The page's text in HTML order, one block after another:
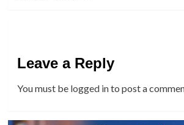
Leave a Reply
You must be logged into post a